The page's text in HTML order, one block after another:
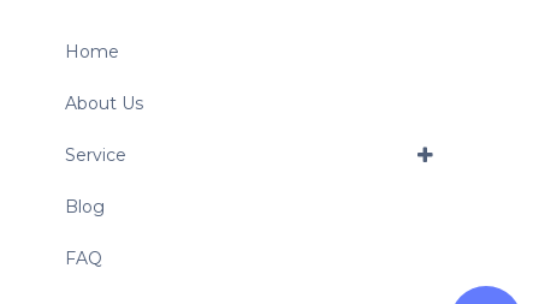
Home
About Us
Service
Blog
FAQ